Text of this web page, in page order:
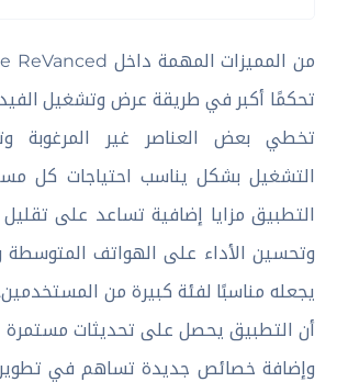
تحكمًا أكبر في طريقة عرض وتشغيل
تخطي بعض العناصر غير المرغوبة
التشغيل بشكل يناسب احتياجات كل
التطبيق مزايا إضافية تساعد على تقليل
وتحسين الأداء على الهواتف المتوسطة
يجعله مناسبًا لفئة كبيرة من
أن التطبيق يحصل على تحديثات مستمرة
وإضافة خصائص جديدة تساهم في تطوير